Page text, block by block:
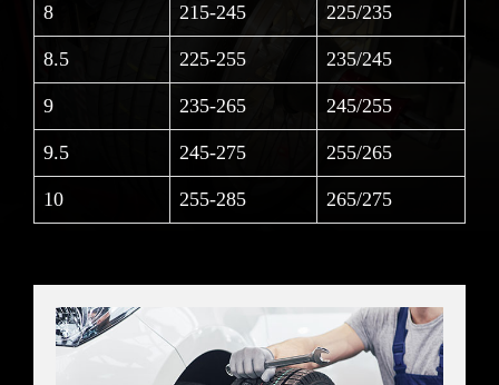
8 215-245 225/235
8.5 225-255 235/245
9 235-265 245/255
9.5 245-275 255/265
10 255-285 265/275